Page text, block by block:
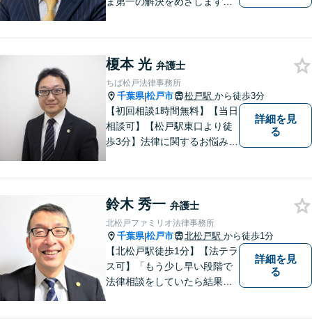
応します【離婚・男女問題】
男女ともに相談可。熟年離
婚、財産分与など、お任せく
ださい。
榎本 光 弁護士
ちば松戸法律事務所
千葉県|松戸市 松戸駅 から徒歩3分
【初回相談1時間無料】【当日
相談可】【松戸駅東口より徒
歩3分】法律に関するお悩みを
ビスを提供致します。
詳細を見
る
鈴木 秀一 弁護士
北松戸ファミリオ法律事務所
千葉県|松戸市 北松戸駅 から徒歩1分
【北松戸駅徒歩1分】【法テラ
ス可】「もう少し早い段階で
法律相談をしていたら結果が
詳細を見
る